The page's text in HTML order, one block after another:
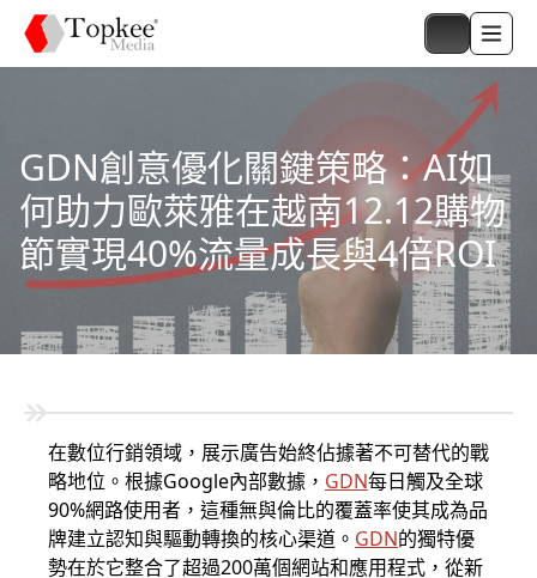
GDN創意優化關鍵策略：AI如
何助力歐萊雅在越南12.12購物
節實現40%流量成長與4倍ROI
在數位行銷領域，展示廣告始終佔據著不可替代的戰
略地位。根據Google內部數據， GDN每日觸及全球
90%網路使用者，這種無與倫比的覆蓋率使其成為品
牌建立認知與驅動轉換的核心渠道。 GDN的獨特優
勢在於它整合了超過200萬個網站和應用程式，從新